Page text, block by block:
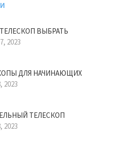
ВЫБРАТЬ
2023
ДЛЯ НАЧИНАЮЩИХ
2023
ТЕЛЕСКОП
2023